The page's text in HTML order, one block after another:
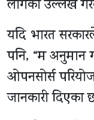
लागेको उल्लेख
यदि भारत
पनि, “म अनुमान
ओपनसोर्स
जानकारी दिएका